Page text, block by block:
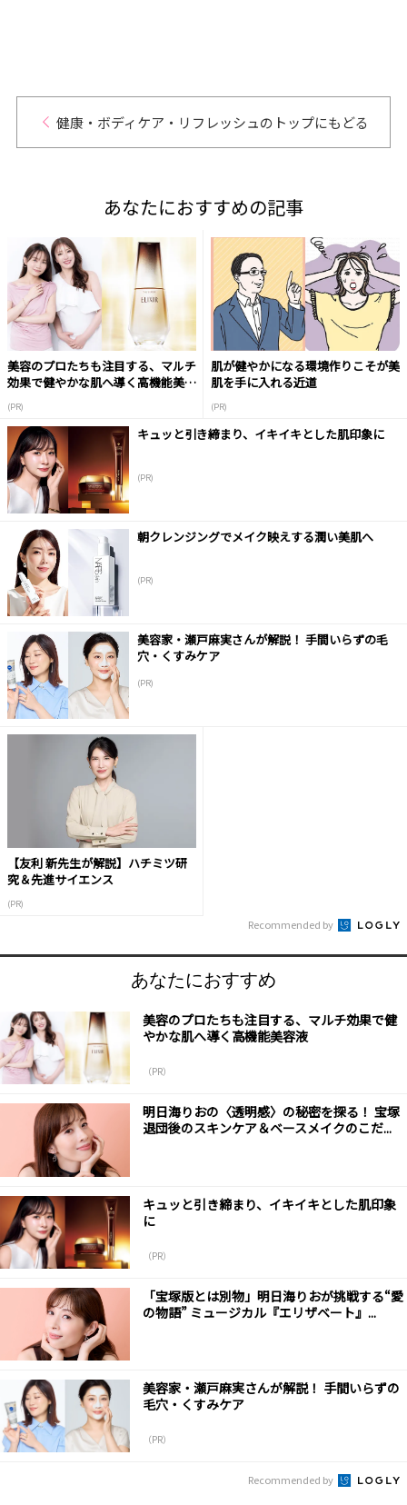
健康・ボディケア・リフレッシュのトップにもどる
あなたにおすすめの記事
美容のプロたちも注目する、マルチ
効果で健やかな肌へ導く高機能美容
(PR)
肌が健やかになる環境作りこそが美
肌を手に入れる近道
(PR)
キュッと引き締まり、イキイキとした肌印象に
(PR)
朝クレンジングでメイク映えする潤い美肌へ
(PR)
美容家・瀬戸麻実さんが解説！ 手間いらずの毛
穴・くすみケア
(PR)
【友利 新先生が解説】ハチミツ研
究＆先進サイエンス
(PR)
Recommended by
あなたにおすすめ
美容のプロたちも注目する、マルチ効果で健
やかな肌へ導く高機能美容液
（PR）
明日海りおの〈透明感〉の秘密を探る！ 宝塚
退団後のスキンケア＆ベースメイクのこだ...
キュッと引き締まり、イキイキとした肌印象
に
（PR）
「宝塚版とは別物」明日海りおが挑戦する“愛
の物語” ミュージカル『エリザベート』...
美容家・瀬戸麻実さんが解説！ 手間いらずの
毛穴・くすみケア
（PR）
Recommended by